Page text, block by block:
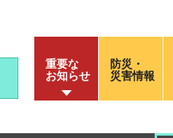
重要な
お知らせ
防災・
災害情報